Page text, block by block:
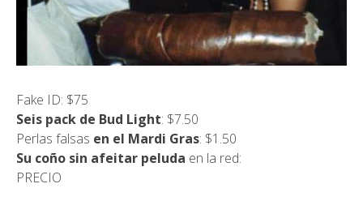
Fake ID: $75
Seis pack de Bud Light: $7.50
Perlas falsas en el Mardi Gras: $1.50
Su coño sin afeitar peluda en la red:
PRECIO